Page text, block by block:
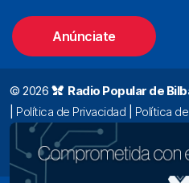
Anúnciate
© 2026 Radio Popular de
Política de Privacidad Política
Alda. Mazarredo, 47 – 7º 48009
oyentes@radiopopular.com